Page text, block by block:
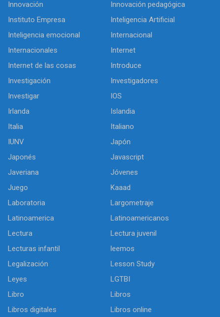
Innovación
Innovación pedagógica
Instituto Empresa
Inteligencia Artificial
Inteligencia emocional
Internacional
Internacionales
Internet
Internet de las cosas
Introduce
Investigación
Investigadores
Investigar
IOS
Irlanda
Islandia
Italia
Italiano
IUNV
Japón
Japonés
Javascript
Javeriana
Jóvenes
Juego
Kaaad
Laboratoria
Largometraje
Latinoamerica
Latinoamericanos
Lectura
Lectura juvenil
Lecturas infantil
leemos
Legalización
Lesson Study
Leyes
LGTBI
Libro
Libros
Libros digitales
Libros online